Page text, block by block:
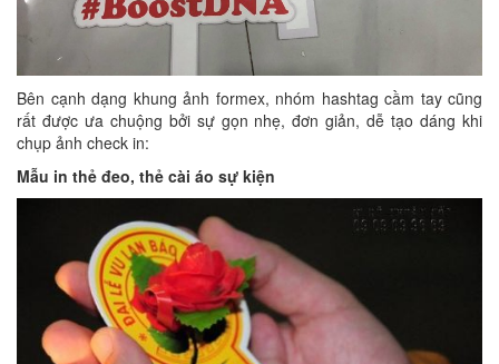
Bên cạnh dạng khung ảnh formex, nhóm hashtag cầm tay cũng
rất được ưa chuộng bởi sự gọn nhẹ, đơn giản, dễ tạo dáng khi
chụp ảnh check in:
Mẫu in thẻ đeo, thẻ cài áo sự kiện